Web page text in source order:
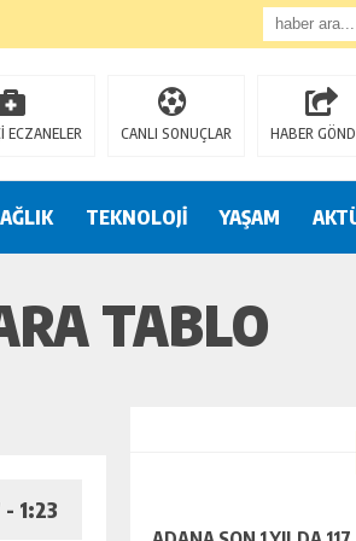
ECZANELER CANLI SONUÇLAR HABER
TEKNOLOJİ YAŞAM
TABLO
1:23